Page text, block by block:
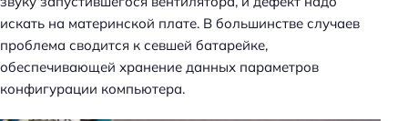
искать на материнской плате. В большинстве случаев
проблема сводится к севшей батарейке,
обеспечивающей хранение данных параметров
конфигурации компьютера.